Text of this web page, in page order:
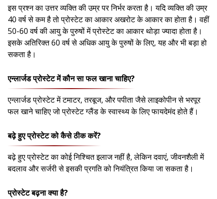
इस प्रश्न का उत्तर व्यक्ति की उम्र पर निर्भर करता है। यदि व्यक्ति की उम्र
40 वर्ष से कम है तो प्रोस्टेट का आकार अखरोट के आकार का होता है। वहीं
50-60 वर्ष की आयु के पुरुषों में प्रोस्टेट का आकार थोड़ा ज्यादा होता है।
इसके अतिरिक्त 60 वर्ष से अधिक आयु के पुरुषों के लिए, यह और भी बड़ा हो
सकता है।
एन्लार्जड प्रोस्टेट में कौन सा फल खाना चाहिए?
एन्लार्जड प्रोस्टेट में टमाटर, तरबूज, और पपीता जैसे लाइकोपीन से भरपूर
फल खाने चाहिए जो प्रोस्टेट ग्लैंड के स्वास्थ्य के लिए फायदेमंद होते हैं।
बढ़े हुए प्रोस्टेट को कैसे ठीक करें?
बढ़े हुए प्रोस्टेट का कोई निश्चित इलाज नहीं है, लेकिन दवाएं, जीवनशैली में
बदलाव और सर्जरी से इसकी प्रगति को नियंत्रित किया जा सकता है।
प्रोस्टेट बढ़ना क्या है?